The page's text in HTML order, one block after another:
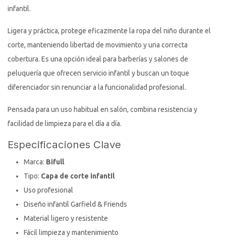
infantil.
Ligera y práctica, protege eficazmente la ropa del niño durante el
corte, manteniendo libertad de movimiento y una correcta
cobertura. Es una opción ideal para barberías y salones de
peluquería que ofrecen servicio infantil y buscan un toque
diferenciador sin renunciar a la funcionalidad profesional.
Pensada para un uso habitual en salón, combina resistencia y
facilidad de limpieza para el día a día.
Especificaciones Clave
Marca: Bifull
Tipo: Capa de corte infantil
Uso profesional
Diseño infantil Garfield & Friends
Material ligero y resistente
Fácil limpieza y mantenimiento